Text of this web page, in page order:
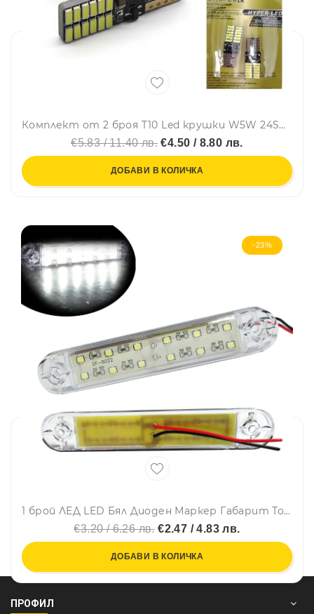
Комплект от 2 броя T10 Led крушки W5W 24SMD 12V-24V бяла светлина в блистер
€5.83 / 11.40 лв. €4.50 / 8.80 лв.
ДОБАВИ В КОЛИЧКА
-23%
1 брой ЛЕД LED Бял Диоден Маркер Габарит Токос със 12 светодиода за камион ремарке бус ван каравана платформа 24V
€3.20 / 6.26 лв.€2.47 / 4.83 лв.
ДОБАВИ В КОЛИЧКА
ПРОФИЛ